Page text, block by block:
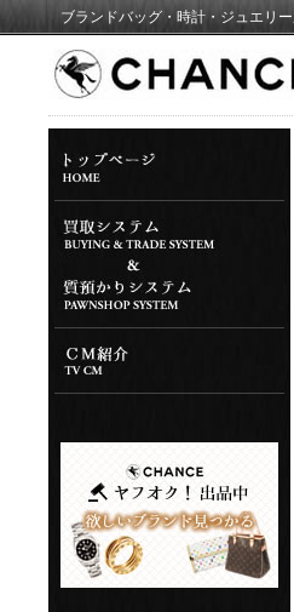
ブランドバッグ・時計・ジュエリ